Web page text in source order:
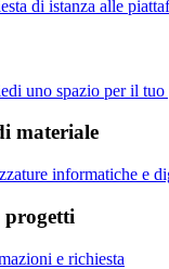
di istanza alle
uno spazio per il tuo
materiale
informatiche e
progetti
e richiesta